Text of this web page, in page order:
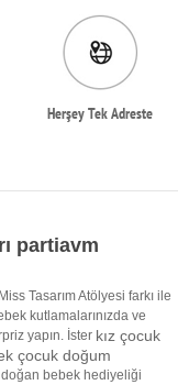
Herşey Tek Adreste
partiavm
Tasarım Atölyesi farkı ile
kutlamalarınızda ve
yapın. İster kız çocuk
çocuk doğum
bebek hediyeliği